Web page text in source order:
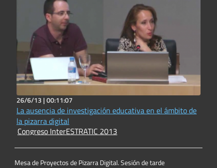
26/6/13 |00:11:07
La ausencia de investigación educativa en el ámbito de
la pizarra digital
Congreso InterESTRATIC 2013
Mesa de Proyectos de Pizarra Digital. Sesión de tarde